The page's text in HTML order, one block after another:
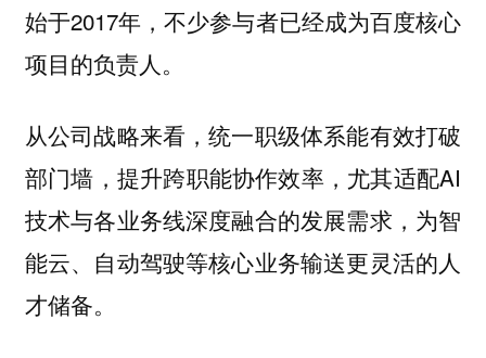
始于2017年，不少参与者已经成为百度核心
项目的负责人。
从公司战略来看，统一职级体系能有效打破
部门墙，提升跨职能协作效率，尤其适配AI
技术与各业务线深度融合的发展需求，为智
能云、自动驾驶等核心业务输送更灵活的人
才储备。